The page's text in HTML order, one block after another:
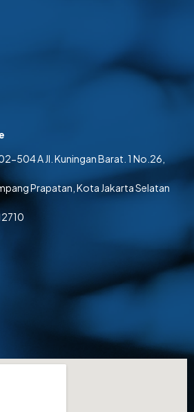
504 A Jl. Kuningan Barat. 1 No.26,
Prapatan, Kota Jakarta Selatan